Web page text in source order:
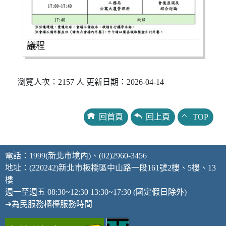
議程
瀏覽人次：2157 人 更新日期：2026-04-14
回首頁 回上頁 TOP
電話：1999(新北市境內)、(02)2960-3456
地址：(220242)新北市板橋區中山路一段161號2樓、5樓、13
樓
週一至週五 08:30~12:30 13:30~17:30 (國定假日除外)
➔為民服務櫃檯服務時間